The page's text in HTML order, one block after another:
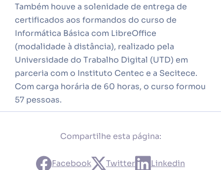
Também houve a solenidade de entrega de
certificados aos formandos do curso de
Informática Básica com LibreOffice
(modalidade à distância), realizado pela
Universidade do Trabalho Digital (UTD) em
parceria com o Instituto Centec e a Secitece.
Com carga horária de 60 horas, o curso formou
57 pessoas.
Compartilhe esta página:
Facebook Twitter
Linkedin